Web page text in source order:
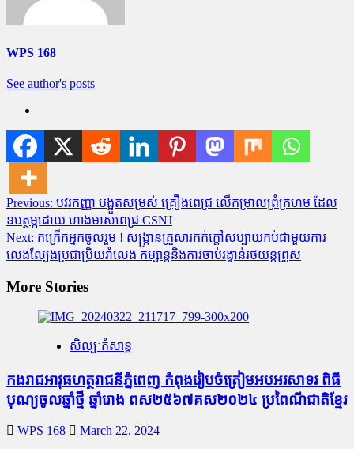
WPS 168
See author's posts
Post
navigation
Previous: បវរកញ្ញា បង្អួតសម្រស់ គ្រឿងពេជ្រ លើកម្រាលព្រំក្រហម ដែល
ឧបត្ថម្ភដោយ ហាងមាសពេជ្រ CSNJ
Next: កក្រើកអ្នកចូលរួម ! សង្ក្រានគ្រួសារកក់ក្តៅសប្បាយកប់ជាមួយការ
លេងល្បែងប្រជាប្រិយរាំលេង កម្សាន្តនិងការចាប់រង្វាន់រថយន្តព្រូស
More Stories
សិល្បៈកំសាន្ត
កងរាជអាវុធហត្ថរាជនីភ្នំពេញ កំពុងរៀបចំត្រៀមអបអរសាទរ ពិធី
បុណ្យចូលឆ្នាំថ្មី ឆ្នាំរោង ពស២៥៦៧គស២០២៤ ប្រពៃណីជាតិខ្មែរ
WPS 168 March 22, 2024